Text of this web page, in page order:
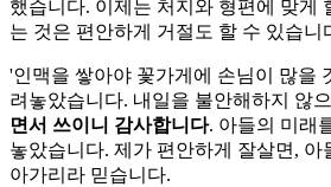
했습니다. 이제는 처지와 형편에 맞게
는 것은 편안하게 거절도 할 수 있습니
'인맥을 쌓아야 꽃가게에 손님이 많을
려놓았습니다. 내일을 불안해하지 않
면서 쓰이니 감사합니다. 아들의 미래
놓았습니다. 제가 편안하게 잘살면, 아
아가리라 믿습니다.